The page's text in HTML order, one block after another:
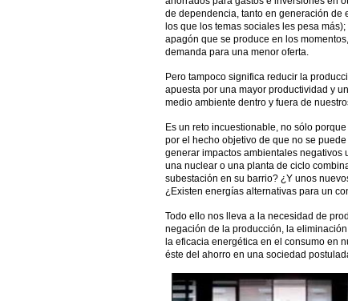
de dependencia, tanto en generación de
los que los temas sociales les pesa
apagón que se produce en los
demanda para una menor oferta.
Pero tampoco significa reducir la
apuesta por una mayor productividad y
medio ambiente dentro y fuera de
Es un reto incuestionable, no sólo
por el hecho objetivo de que no se
generar impactos ambientales negativos
una nuclear o una planta de ciclo
subestación en su barrio? ¿Y unos
¿Existen energías alternativas para un
Todo ello nos lleva a la necesidad de
negación de la producción, la
la eficacia energética en el consumo en
éste del ahorro en una sociedad